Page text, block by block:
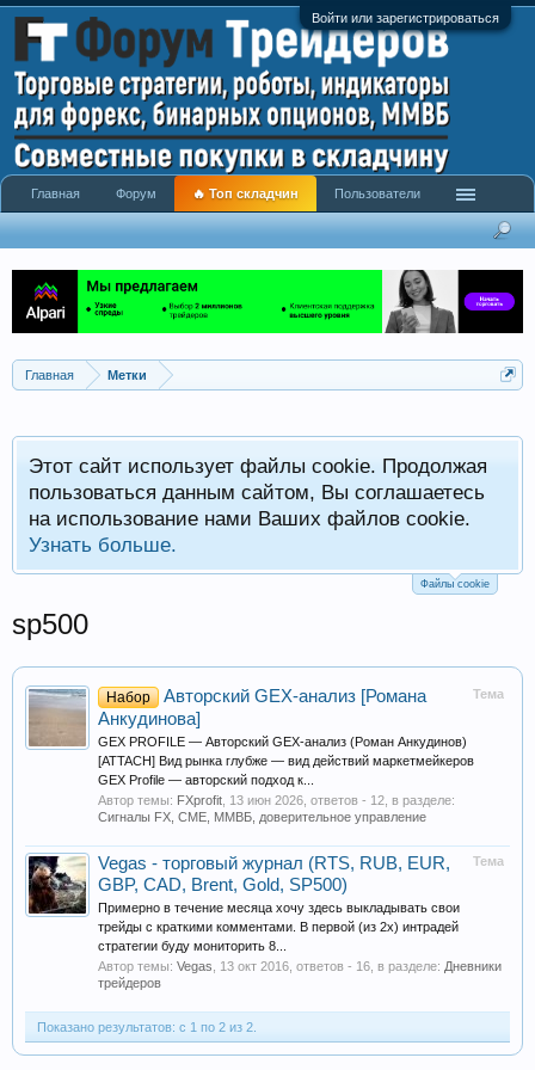
Войти или зарегистрироваться
Главная Метки
Этот сайт использует файлы cookie. Продолжая
пользоваться данным сайтом, Вы соглашаетесь
на использование нами Ваших файлов cookie.
Узнать больше.
Файлы cookie
sp500
Тема
Набор
Авторский GEX-анализ [Романа
Анкудинова]
GEX PROFILE — Авторский GEX-анализ (Роман Анкудинов)
[ATTACH] Вид рынка глубже — вид действий маркетмейкеров
GEX Profile — авторский подход к...
Автор темы: FXprofit 13 июн 2026 , ответов - 12, в разделе:
Сигналы FX, СME, ММВБ, доверительное управление
Тема
Vegas - торговый журнал (RTS, RUB, EUR,
GBP, CAD, Brent, Gold, SP500)
Примерно в течение месяца хочу здесь выкладывать свои
трейды с краткими комментами. В первой (из 2х) интрадей
стратегии буду мониторить 8...
Автор темы: Vegas 13 окт 2016 , ответов - 16, в разделе: Дневники
трейдеров
Показано результатов: с 1 по 2 из 2.
Главная Форум 🔥 Топ складчин Пользователи